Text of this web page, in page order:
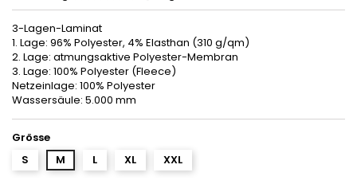
3-Lagen-Laminat
1. Lage: 96% Polyester, 4% Elasthan (310 g/qm)
2. Lage: atmungsaktive Polyester-Membran
3. Lage: 100% Polyester (Fleece)
Netzeinlage: 100% Polyester
Wassersäule: 5.000 mm
Grösse
S
M L XL XXL